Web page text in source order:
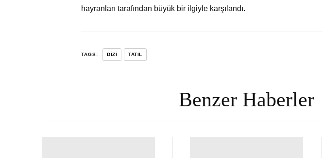
hayranları tarafından büyük bir ilgiyle karşılandı.
TAGS: DIZI TATIL
Benzer Haberler